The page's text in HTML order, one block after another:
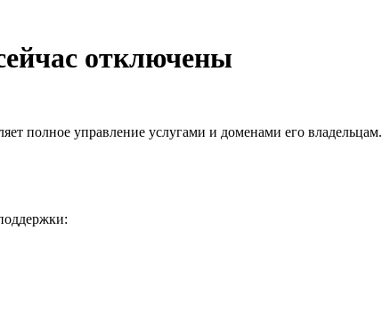
отключены
полное управление услугами и доменами его владельцам.